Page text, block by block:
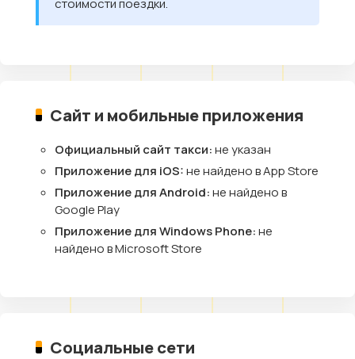
стоимости поездки.
Сайт и мобильные приложения
Официальный сайт такси:не указан
Приложение для iOS:не найдено в App Store
Приложение для Android:не найдено в
Google Play
Приложение для Windows Phone:не
найдено в Microsoft Store
Социальные сети